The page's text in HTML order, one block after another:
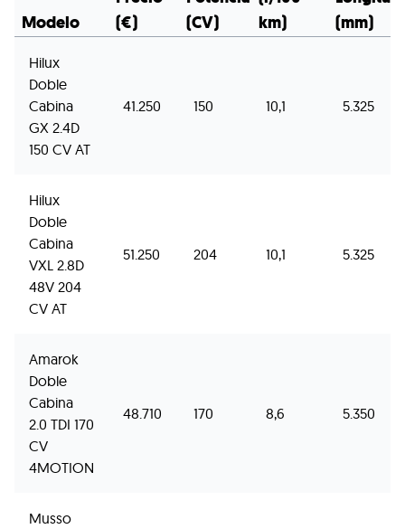
Modelo
(€)
(CV)
km)
(mm)
Hilux
Doble
Cabina
GX 2.4D
150 CV AT
41.250 150 10,1 5.325
Hilux
Doble
Cabina
VXL 2.8D
48V 204
CV AT
51.250 204 10,1 5.325
Amarok
Doble
Cabina
2.0 TDI 170
CV
4MOTION
48.710 170 8,6 5.350
Musso